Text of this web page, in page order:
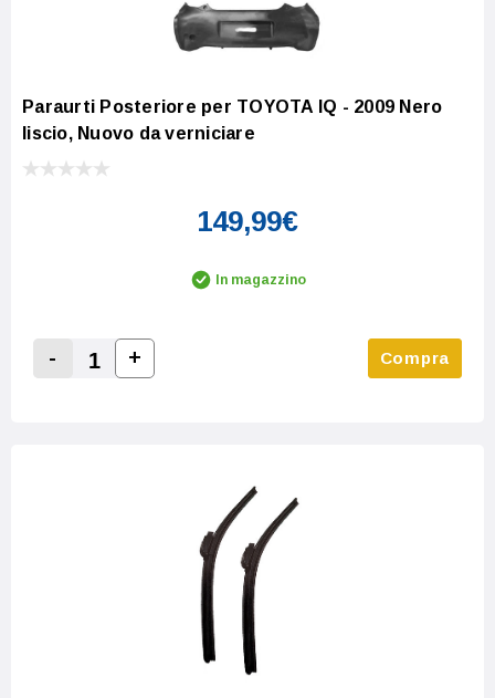
Paraurti Posteriore per TOYOTA IQ - 2009 Nero
liscio, Nuovo da verniciare
149,99€
In magazzino
Decrease Quantity:
-
Increase Quantity:
+ Compra